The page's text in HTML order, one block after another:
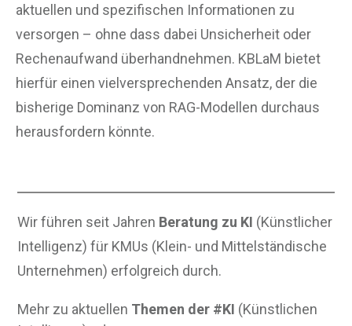
aktuellen und spezifischen Informationen zu
versorgen – ohne dass dabei Unsicherheit oder
Rechenaufwand überhandnehmen. KBLaM bietet
hierfür einen vielversprechenden Ansatz, der die
bisherige Dominanz von RAG-Modellen durchaus
herausfordern könnte.
Wir führen seit Jahren Beratung zu KI (Künstlicher
Intelligenz) für KMUs (Klein- und Mittelständische
Unternehmen) erfolgreich durch.
Mehr zu aktuellen Themen der #KI (Künstlichen